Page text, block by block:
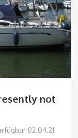
not
02.04.21